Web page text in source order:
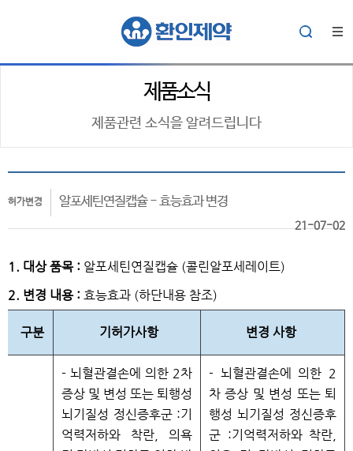
제품소식
제품관련 소식을 알려드립니다
허가변경 알포세틴연질캡슐 - 효능효과 변경
21-07-02
1. 대상 품목 : 알포세틴연질캡슐 (콜린알포세레이트)
2. 변경 내용 : 효능효과 (하단내용 참조)
구분 기허가사항 변경 사항
- 뇌혈관결손에 의한 2차
증상 및 변성 또는 퇴행성
뇌기질성 정신증후군 :기
억력저하와 착란, 의욕
- 뇌혈관결손에 의한 2
차 증상 및 변성 또는 퇴
행성 뇌기질성 정신증후
군 :기억력저하와 착란,